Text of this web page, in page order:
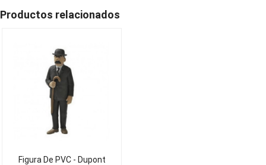
Productos relacionados
Figura De PVC - Dupont